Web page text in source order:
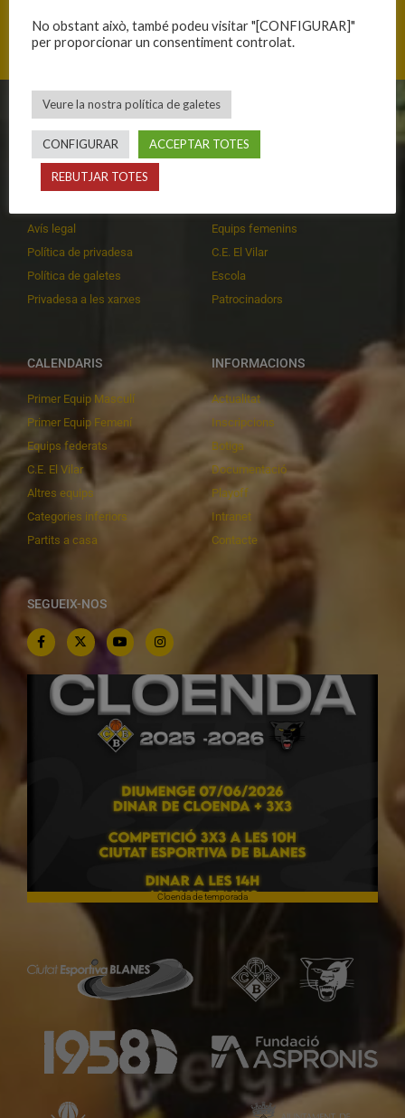
Mas Cuní 43, 17300 Blanes, Catalunya
CLUB
Història
Organització
Avís legal
Política de privadesa
Política de galetes
Privadesa a les xarxes
EQUIPS
Primer equip masculí
Equips femenins
C.E. El Vilar
Escola
Patrocinadors
CALENDARIS
Primer Equip Masculí
Primer Equip Femení
Equips federats
C.E. El Vilar
Altres equips
Categories inferiors
Partits a casa
INFORMACIONS
Actualitat
Inscripcions
Botiga
Documentació
Playoff
Intranet
Contacte
SEGUEIX-NOS
Cloenda de temporada
No obstant això, també podeu visitar "[CONFIGURAR]"
per proporcionar un consentiment controlat.
Veure la nostra política de galetes
CONFIGURAR ACCEPTAR TOTES
REBUTJAR TOTES